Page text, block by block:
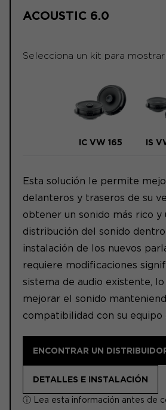
ACOUSTIC 6.0
Selecciona un kit para
IC VW 165 IS
Esta solución le permite
delanteros y traseros de su
obtener un sonido más rico y
distribución del sonido
instalación de los nuevos
requiere modificaciones
sistema de audio existente,
mejorar el sonido
compatibilidad con su equipo
ENCONTRAR UN
DETALLES E INSTALACIÓN
ⓘ Lea esta información antes de